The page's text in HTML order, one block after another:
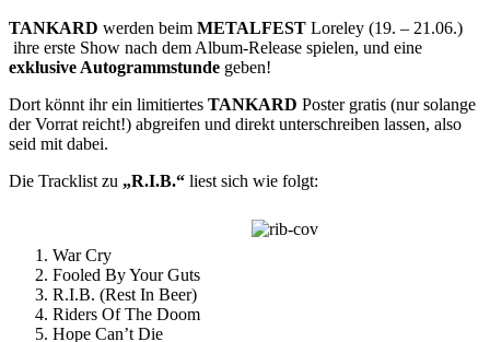
TANKARD werden beim METALFEST Loreley (19. – 21.06.)
ihre erste Show nach dem Album-Release spielen, und eine
exklusive Autogrammstunde geben!
Dort könnt ihr ein limitiertes TANKARD Poster gratis (nur solange
der Vorrat reicht!) abgreifen und direkt unterschreiben lassen, also
seid mit dabei.
Die Tracklist zu „R.I.B.“ liest sich wie folgt:
War Cry
Fooled By Your Guts
R.I.B. (Rest In Beer)
Riders Of The Doom
Hope Can’t Die